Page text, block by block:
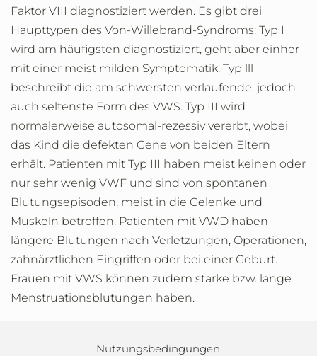
Faktor VIII diagnostiziert werden. Es gibt drei
Haupttypen des Von-Willebrand-Syndroms: Typ I
wird am häufigsten diagnostiziert, geht aber einher
mit einer meist milden Symptomatik. Typ lll
beschreibt die am schwersten verlaufende, jedoch
auch seltenste Form des VWS. Typ III wird
normalerweise autosomal-rezessiv vererbt, wobei
das Kind die defekten Gene von beiden Eltern
erhält. Patienten mit Typ III haben meist keinen oder
nur sehr wenig VWF und sind von spontanen
Blutungsepisoden, meist in die Gelenke und
Muskeln betroffen. Patienten mit VWD haben
längere Blutungen nach Verletzungen, Operationen,
zahnärztlichen Eingriffen oder bei einer Geburt.
Frauen mit VWS können zudem starke bzw. lange
Menstruationsblutungen haben.
Nutzungsbedingungen